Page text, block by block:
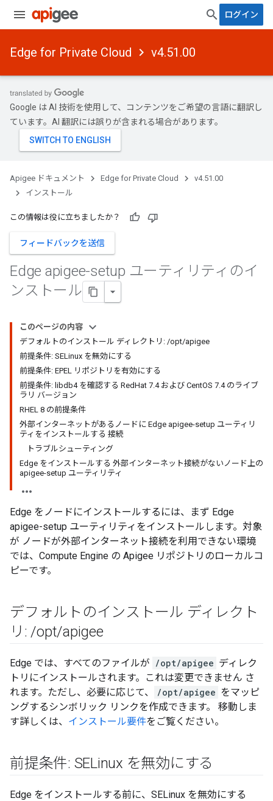
ログイン
Edge for Private Cloud v4.51.00
Google は AI 技術を使用して、コンテンツをご希望の言語に翻訳し
ています。AI 翻訳には誤りが含まれる場合があります。
Apigee ドキュメント Edge for Private Cloud
v4.51.00
インストール
この情報は役に立ちましたか？
フィードバックを送信
Edge apigee-setup ユーティリティのイ
ンストール
このページの内容
デフォルトのインストール ディレクトリ: /opt/apigee
前提条件: SELinux を無効にする
前提条件: EPEL リポジトリを有効にする
前提条件: libdb4 を確認する RedHat 7.4 および CentOS 7.4 のライブ
ラリ バージョン
RHEL 8 の前提条件
外部インターネットがあるノードに Edge apigee-setup ユーティリ
ティをインストールする 接続
トラブルシューティング
Edge をインストールする 外部インターネット接続がないノード上の
apigee-setup ユーティリティ
Edge をノードにインストールするには、まず Edge
apigee-setup ユーティリティをインストールします。対象
が ノードが外部インターネット接続を利用できない環境
では、Compute Engine の Apigee リポジトリのローカルコ
ピーです。
デフォルトのインストール ディレクト
リ: /opt/apigee
Edge では、すべてのファイルが /opt/apigee ディレク
トリにインストールされます。これは変更できません さ
れます。ただし、必要に応じて、
/opt/apigee をマッピ
ングするシンボリック リンクを作成できます。 移動しま
す詳しくは、 インストール要件をご覧ください。
前提条件: SELinux を無効にする
Edge をインストールする前に、SELinux を無効にする